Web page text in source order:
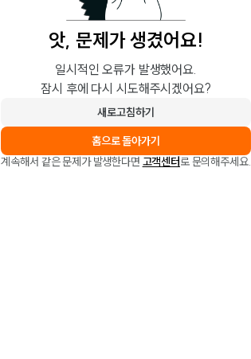
앗, 문제가 생겼어요!
일시적인 오류가 발생했어요.
잠시 후에 다시 시도해주시겠어요?
새로고침하기
홈으로 돌아가기
계속해서 같은 문제가 발생한다면 고객센터로 문의해주세요.